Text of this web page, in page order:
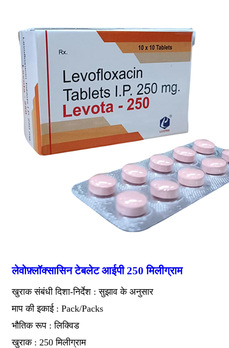
लेवोफ़्लॉक्सासिन टेबलेट आईपी 250 मिलीग्राम
खुराक संबंधी दिशा-निर्देश : सुझाव के अनुसार
माप की इकाई : Pack/Packs
भौतिक रूप : लिक्विड
खुराक : 250 मिलीग्राम